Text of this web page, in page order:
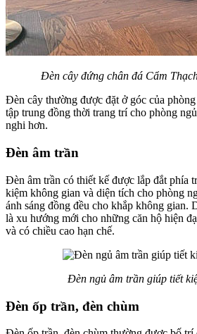
Đèn cây đứng chân đá Cẩm
Đèn cây thường được đặt ở góc của
tập trung đồng thời trang trí cho phòng
nghi hơn.
Đèn âm trần
Đèn âm trần có thiết kế được lắp đắt phía
kiệm không gian và diện tích cho phòng
ánh sáng đồng đều cho khắp không gian.
là xu hướng mới cho những căn hộ hiện
và có chiều cao hạn chế.
Đèn ngủ âm trần giúp tiết
Đèn ốp trần, đèn chùm